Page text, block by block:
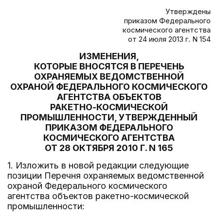
Утверждены
приказом Федерального
космического агентства
от 24 июля 2013 г. N 154
ИЗМЕНЕНИЯ,
КОТОРЫЕ ВНОСЯТСЯ В ПЕРЕЧЕНЬ
ОХРАНЯЕМЫХ ВЕДОМСТВЕННОЙ
ОХРАНОЙ ФЕДЕРАЛЬНОГО КОСМИЧЕСКОГО
АГЕНТСТВА ОБЪЕКТОВ
РАКЕТНО-КОСМИЧЕСКОЙ
ПРОМЫШЛЕННОСТИ, УТВЕРЖДЕННЫЙ
ПРИКАЗОМ ФЕДЕРАЛЬНОГО
КОСМИЧЕСКОГО АГЕНТСТВА
ОТ 28 ОКТЯБРЯ 2010 Г. N 165
1. Изложить в новой редакции следующие
позиции Перечня охраняемых ведомственной
охраной Федерального космического
агентства объектов ракетно-космической
промышленности: